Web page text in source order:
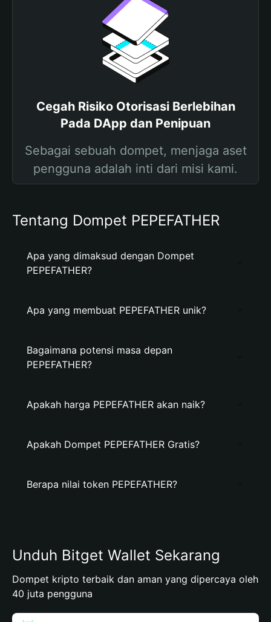
Cegah Risiko Otorisasi Berlebihan
Pada DApp dan Penipuan
Sebagai sebuah dompet, menjaga aset
pengguna adalah inti dari misi kami.
Tentang Dompet PEPEFATHER
Apa yang dimaksud dengan Dompet
PEPEFATHER?
Apa yang membuat PEPEFATHER unik?
Bagaimana potensi masa depan
PEPEFATHER?
Apakah harga PEPEFATHER akan naik?
Apakah Dompet PEPEFATHER Gratis?
Berapa nilai token PEPEFATHER?
Unduh Bitget Wallet Sekarang
Dompet kripto terbaik dan aman yang dipercaya oleh
40 juta pengguna